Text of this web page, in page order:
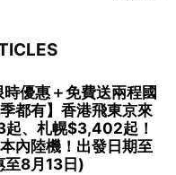
時優惠＋免費送兩程國
都有】香港飛東京來
起、札幌$3,402起！
內陸機！出發日期至
至8月13日)